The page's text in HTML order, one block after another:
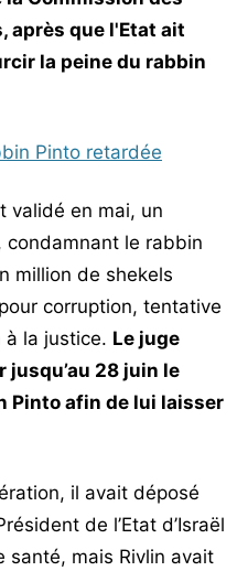
après que l'Etat ait
la peine du rabbin
validé en mai, un
condamnant le rabbin
million de shekels
corruption, tentative
la justice. Le juge
jusqu’au 28 juin le
Pinto afin de lui laisser
il avait déposé
de l’Etat d’Israël
santé, mais Rivlin avait